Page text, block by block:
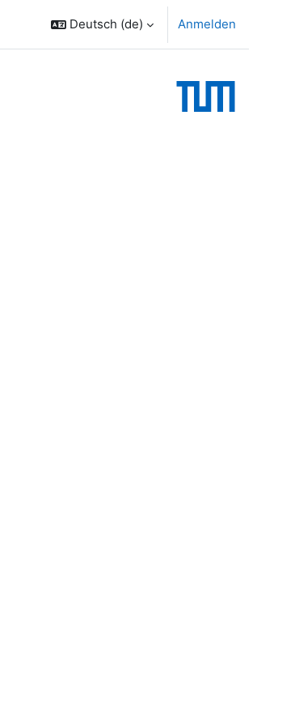
Deutsch ‎(de)‎ Anmelden